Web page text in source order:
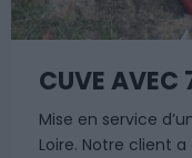
CUVE AVEC
Mise en service
Loire. Notre client